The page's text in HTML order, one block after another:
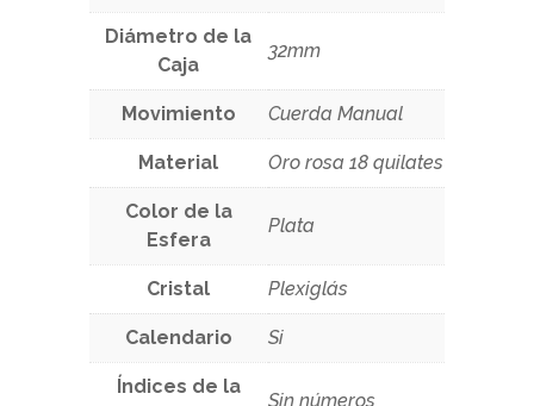
Diámetro de la
Caja
32mm
Movimiento Cuerda Manual
Material Oro rosa 18 quilates
Color de la
Esfera
Plata
Cristal Plexiglás
Calendario Si
Índices de la
Sin números